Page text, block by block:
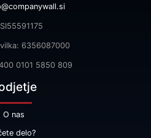
6356087000
0101 5850 809
O nas
delo?